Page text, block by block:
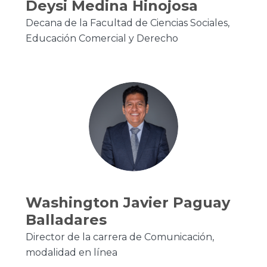
Deysi Medina Hinojosa
Decana de la Facultad de Ciencias Sociales,
Educación Comercial y Derecho
Washington Javier Paguay
Balladares
Director de la carrera de Comunicación,
modalidad en línea